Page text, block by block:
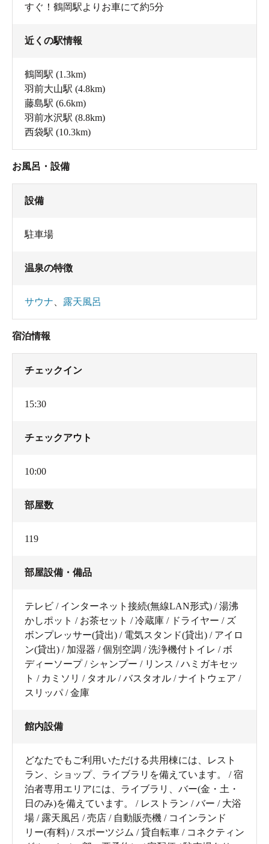
すぐ！鶴岡駅よりお車にて約5分
近くの駅情報
鶴岡駅 (1.3km)
羽前大山駅 (4.8km)
藤島駅 (6.6km)
羽前水沢駅 (8.8km)
西袋駅 (10.3km)
お風呂・設備
設備
駐車場
温泉の特徴
サウナ 露天風呂
宿泊情報
チェックイン
15:30
チェックアウト
10:00
部屋数
119
部屋設備・備品
テレビ / インターネット接続(無線LAN形式) / 湯沸
かしポット / お茶セット / 冷蔵庫 / ドライヤー / ズ
ボンプレッサー(貸出) / 電気スタンド(貸出) / アイロ
ン(貸出) / 加湿器 / 個別空調 / 洗浄機付トイレ / ボ
ディーソープ / シャンプー / リンス / ハミガキセッ
ト / カミソリ / タオル / バスタオル / ナイトウェア /
スリッパ / 金庫
館内設備
どなたでもご利用いただける共用棟には、レスト
ラン、ショップ、ライブラリを備えています。 / 宿
泊者専用エリアには、ライブラリ、バー(金・土・
日のみ)を備えています。 / レストラン / バー / 大浴
場 / 露天風呂 / 売店 / 自動販売機 / コインランド
リー(有料) / スポーツジム / 貸自転車 / コネクティン